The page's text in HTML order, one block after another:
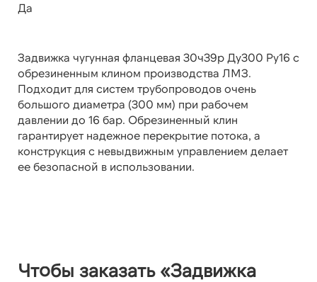
Да
Задвижка чугунная фланцевая 30ч39р Ду300 Ру16 с
обрезиненным клином производства ЛМЗ.
Подходит для систем трубопроводов очень
большого диаметра (300 мм) при рабочем
давлении до 16 бар. Обрезиненный клин
гарантирует надежное перекрытие потока, а
конструкция с невыдвижным управлением делает
ее безопасной в использовании.
Чтобы заказать «Задвижка